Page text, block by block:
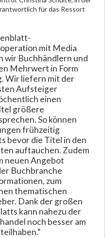
für das Ressort
mit Media
wir Buchhändlern und
Mehrwert in Form
Wir liefern mit der
Aufsteiger
einen
größere
So können
frühzeitig
bevor die Titel in den
auftauchen. Zudem
neuen Angebot
Buchbranche
zum
thematischen
Dank der großen
kann nahezu der
noch besser am